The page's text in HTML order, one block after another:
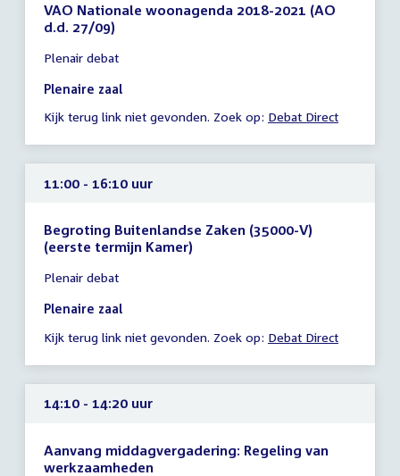
VAO Nationale woonagenda 2018-2021 (AO
d.d. 27/09)
vergadering
10:40
11:00
Plenair debat
Plenaire zaal
Kijk terug link niet gevonden. Zoek op: Debat Direct
11:00 - 16:10 uur
Begroting Buitenlandse Zaken (35000-V)
(eerste termijn Kamer)
vergadering
11:00
16:10
Plenair debat
Plenaire zaal
Kijk terug link niet gevonden. Zoek op: Debat Direct
14:10 - 14:20 uur
Aanvang middagvergadering: Regeling van
werkzaamheden